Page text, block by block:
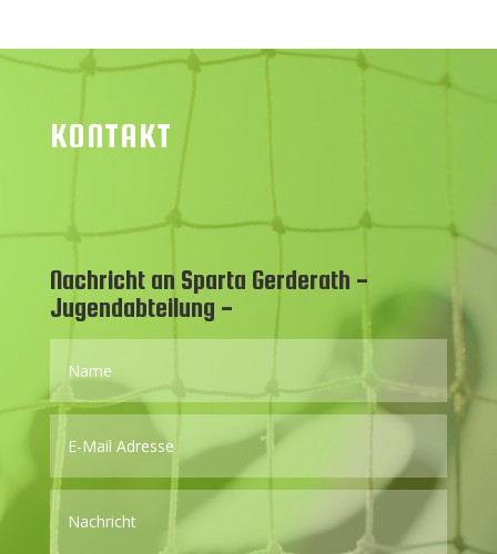
KONTAKT
Nachricht an Sparta Gerderath -
Jugendabteilung -